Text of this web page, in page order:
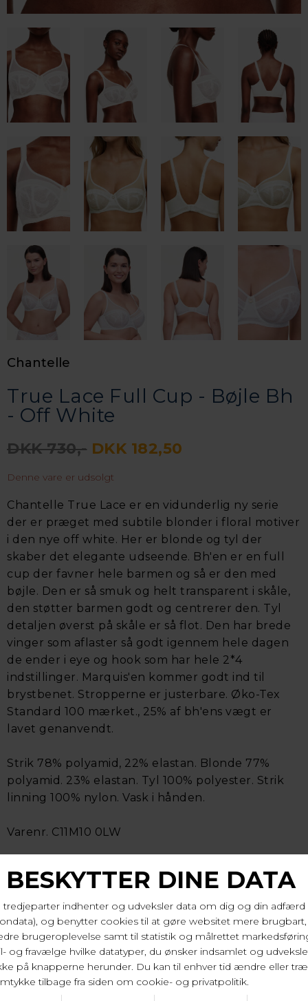
Chantelle
True Lace Full Cup - Bøjle Bh
- Off White
DKK 730,- DKK 182,50
Denne vare er udsolgt
Chantelle True Lace er en vidunderlig ny serie
der er præget med subtile blonder i floral motiver
i den nye off white. Her er blonde og tyl der
skaber det elegante udseende. Bh'en er en full
cup der favner hele barmen og så er den med
bøjle. Den er så smuk og helt transparent i skåle,
den støtter barmen godt og centrerer den. Tyl
detaljen øverst på skåle er så flot. Den har brede
vinger som aflaster så godt igennem hele dagen
de ender i eye og hook som har hele 2*4
indstillinger. Marquis'en kommer godt ind til
brystbenet. Stropperne er justerbare. Øko-Tex
Standard 100 mærket., 25% af bh'ens vægt er
lavet genanvendt.
Strik 78% polyamid, 22% elastan. Blonde 77%
polyamid. 23% elastan. Tyl 100% polyester. Strik
linning 100% nylon. Vask i hånden.
Varenr. C11M10 0LW
LEVERINGSTID
1-2 hverdage